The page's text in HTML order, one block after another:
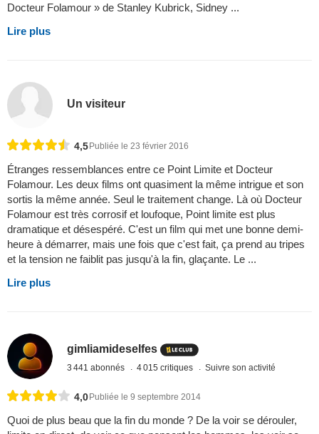
Docteur Folamour » de Stanley Kubrick, Sidney ...
Lire plus
Un visiteur
4,5Publiée le 23 février 2016
Étranges ressemblances entre ce Point Limite et Docteur
Folamour. Les deux films ont quasiment la même intrigue et son
sortis la même année. Seul le traitement change. Là où Docteur
Folamour est très corrosif et loufoque, Point limite est plus
dramatique et désespéré. C'est un film qui met une bonne demi-
heure à démarrer, mais une fois que c'est fait, ça prend au tripes
et la tension ne faiblit pas jusqu'à la fin, glaçante. Le ...
Lire plus
gimliamideselfes
3 441 abonnés 4 015 critiques Suivre son activité
4,0 Publiée le 9 septembre 2014
Quoi de plus beau que la fin du monde ? De la voir se dérouler,